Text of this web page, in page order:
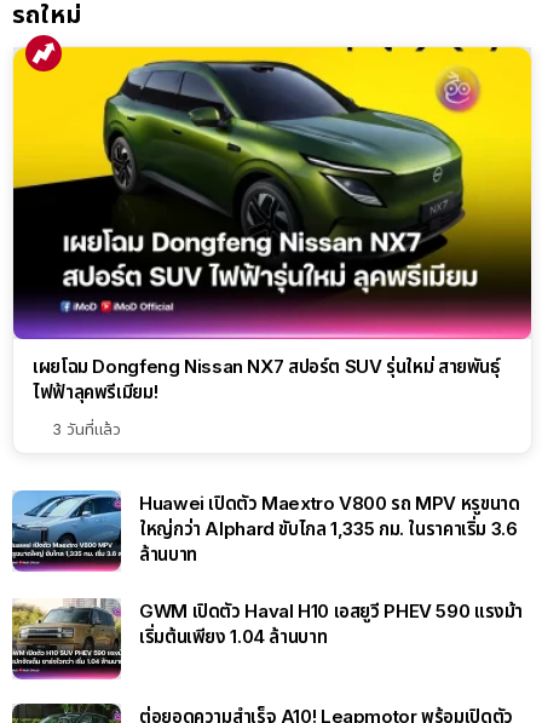
รถใหม่
เผยโฉม Dongfeng Nissan NX7 สปอร์ต SUV รุ่นใหม่ สายพันธุ์
ไฟฟ้าลุคพรีเมียม!
3 วันที่แล้ว
Huawei เปิดตัว Maextro V800 รถ MPV หรูขนาด
ใหญ่กว่า Alphard ขับไกล 1,335 กม. ในราคาเริ่ม 3.6
ล้านบาท
GWM เปิดตัว Haval H10 เอสยูวี PHEV 590 แรงม้า
เริ่มต้นเพียง 1.04 ล้านบาท
ต่อยอดความสำเร็จ A10! Leapmotor พร้อมเปิดตัว